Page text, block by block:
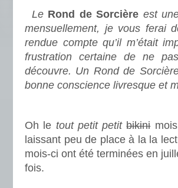
Le Rond de Sorcière est
mensuellement, je vous ferai
rendue compte qu’il m’était
frustration certaine de ne
découvre. Un Rond de
bonne conscience livresque et
Oh le tout petit petit bikini
laissant peu de place à la la
mois-ci ont été terminées en
fois.